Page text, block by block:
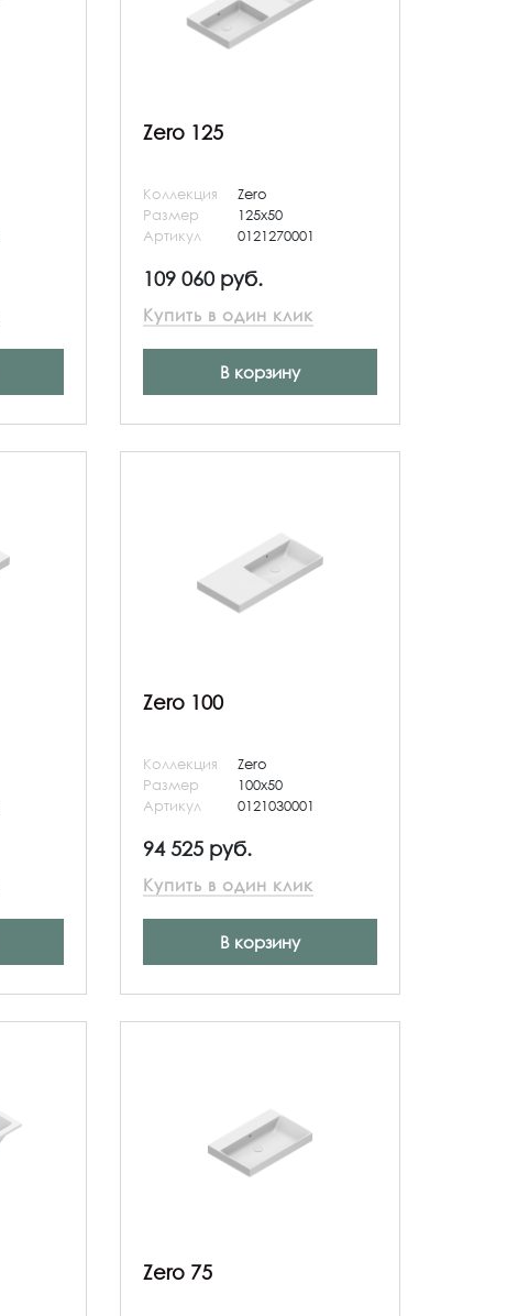
Zero 125
Коллекция
Zero
Размер
125x50
Артикул
0121270001
109 060 руб.
Купить в один клик
В корзину
Zero 100
Коллекция
Zero
Размер
100x50
Артикул
0121030001
94 525 руб.
Купить в один клик
В корзину
Zero 75